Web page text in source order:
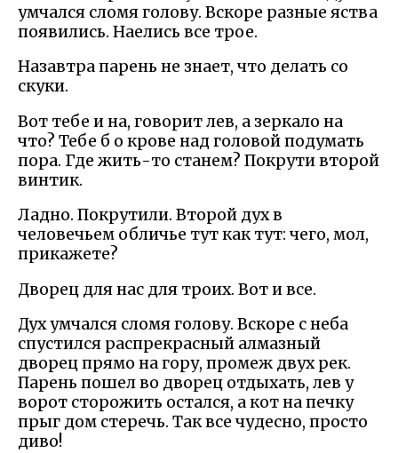
умчался сломя голову. Вскоре разные яства
появились. Наелись все трое.
Назавтра парень не знает, что делать со
скуки.
Вот тебе и на, говорит лев, а зеркало на
что? Тебе б о крове над головой подумать
пора. Где жить-то станем? Покрути второй
винтик.
Ладно. Покрутили. Второй дух в
человечьем обличье тут как тут: чего, мол,
прикажете?
Дворец для нас для троих. Вот и все.
Дух умчался сломя голову. Вскоре с неба
спустился распрекрасный алмазный
дворец прямо на гору, промеж двух рек.
Парень пошел во дворец отдыхать, лев у
ворот сторожить остался, а кот на печку
прыг дом стеречь. Так все чудесно, просто
диво!